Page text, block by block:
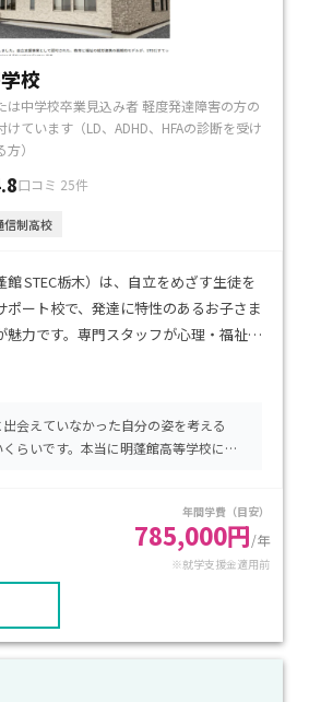
校
は中学校卒業見込み者 軽度発達障害の方の
けています（LD、ADHD、HFAの診断を受け
）
口コミ 25件
信制高校
STEC栃木）は、自立をめざす生徒を
ート校で、発達に特性のあるお子さま
魅力です。専門スタッフが心理・福祉・
。校舎は駅や交通の便が良い場所にあ
する環境です。学費は基本的な授業料・
コース独自のサポート費が必要です
校卒業を目指したいお子さまに、特に
会えていなかった自分の姿を考える
らいです。本当に明蓬館高等学校には
年間学費（目安）
785,000円/年
※就学支援金適用前